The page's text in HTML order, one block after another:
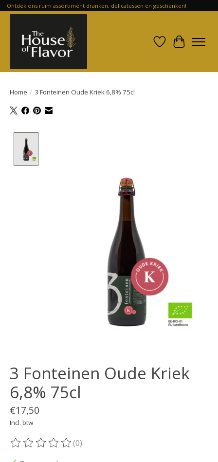
Ontdek ons ruim assortiment dranken, delicatessen en geschenken!
Verlanglijst
Home / 3 Fonteinen Oude Kriek 6,8% 75cl
3 Fonteinen Oude Kriek
6,8% 75cl
€17,50
Incl. btw
De beoordeling van dit product is
(0)